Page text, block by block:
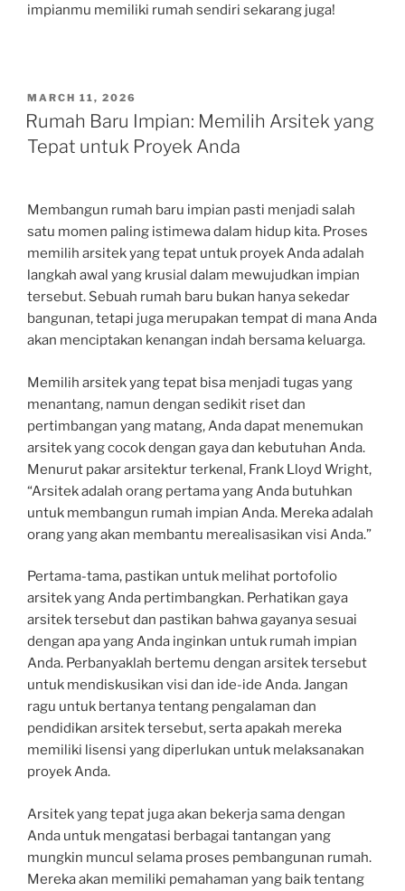
impianmu memiliki rumah sendiri sekarang juga!
POSTED
ON
MARCH 11, 2026
Rumah Baru Impian: Memilih Arsitek yang
Tepat untuk Proyek Anda
Membangun rumah baru impian pasti menjadi salah
satu momen paling istimewa dalam hidup kita. Proses
memilih arsitek yang tepat untuk proyek Anda adalah
langkah awal yang krusial dalam mewujudkan impian
tersebut. Sebuah rumah baru bukan hanya sekedar
bangunan, tetapi juga merupakan tempat di mana Anda
akan menciptakan kenangan indah bersama keluarga.
Memilih arsitek yang tepat bisa menjadi tugas yang
menantang, namun dengan sedikit riset dan
pertimbangan yang matang, Anda dapat menemukan
arsitek yang cocok dengan gaya dan kebutuhan Anda.
Menurut pakar arsitektur terkenal, Frank Lloyd Wright,
“Arsitek adalah orang pertama yang Anda butuhkan
untuk membangun rumah impian Anda. Mereka adalah
orang yang akan membantu merealisasikan visi Anda.”
Pertama-tama, pastikan untuk melihat portofolio
arsitek yang Anda pertimbangkan. Perhatikan gaya
arsitek tersebut dan pastikan bahwa gayanya sesuai
dengan apa yang Anda inginkan untuk rumah impian
Anda. Perbanyaklah bertemu dengan arsitek tersebut
untuk mendiskusikan visi dan ide-ide Anda. Jangan
ragu untuk bertanya tentang pengalaman dan
pendidikan arsitek tersebut, serta apakah mereka
memiliki lisensi yang diperlukan untuk melaksanakan
proyek Anda.
Arsitek yang tepat juga akan bekerja sama dengan
Anda untuk mengatasi berbagai tantangan yang
mungkin muncul selama proses pembangunan rumah.
Mereka akan memiliki pemahaman yang baik tentang